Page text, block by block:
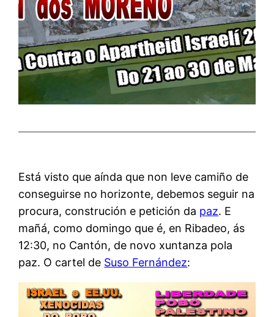
Está visto que aínda que non leve camiño de
conseguirse no horizonte, debemos seguir na
procura, construción e petición da paz. E
mañá, como domingo que é, en Ribadeo, ás
12:30, no Cantón, de novo xuntanza pola
paz. O cartel de Suso Fernández: